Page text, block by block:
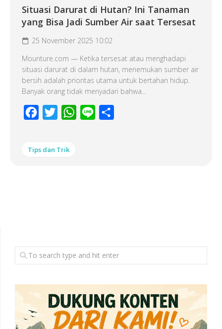
Situasi Darurat di Hutan? Ini Tanaman
yang Bisa Jadi Sumber Air saat Tersesat
25 November 2025 10:02
Mounture.com — Ketika tersesat atau menghadapi
situasi darurat di dalam hutan, menemukan sumber air
bersih adalah prioritas utama untuk bertahan hidup.
Banyak orang tidak menyadari bahwa...
Facebook
Twitter WhatsApp
Line
Tips dan Trik